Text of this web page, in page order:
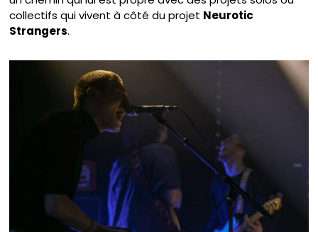
collectifs qui vivent à côté du projet Neurotic
Strangers.